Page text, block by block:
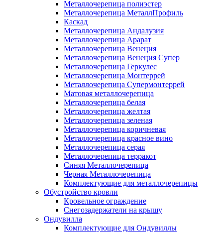
Металлочерепица полиэстер
Металлочерепица МеталлПрофиль
Каскад
Металлочерепица Андалузия
Металлочерепица Арарат
Металлочерепица Венеция
Металлочерепица Венеция Супер
Металлочерепица Геркулес
Металлочерепица Монтеррей
Металлочерепица Супермонтеррей
Матовая металлочерепица
Металлочерепица белая
Металлочерепица желтая
Металлочерепица зеленая
Металлочерепица коричневая
Металлочерепица красное вино
Металлочерепица серая
Металлочерепица терракот
Синяя Металлочерепица
Черная Металлочерепица
Комплектующие для металлочерепицы
Обустройство кровли
Кровельное ограждение
Снегозадержатели на крышу
Ондувилла
Комплектующие для Ондувиллы